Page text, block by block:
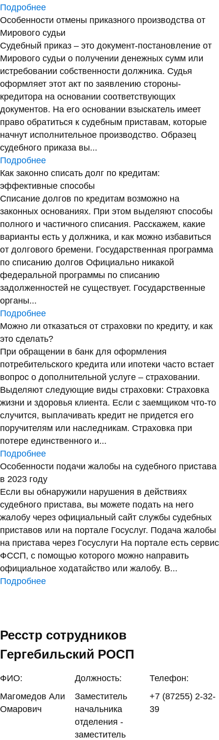
Подробнее
Особенности отмены приказного производства от
Мирового судьи
Судебный приказ – это документ-постановление от
Мирового судьи о получении денежных сумм или
истребовании собственности должника. Судья
оформляет этот акт по заявлению стороны-
кредитора на основании соответствующих
документов. На его основании взыскатель имеет
право обратиться к судебным приставам, которые
начнут исполнительное производство. Образец
судебного приказа вы...
Подробнее
Как законно списать долг по кредитам:
эффективные способы
Списание долгов по кредитам возможно на
законных основаниях. При этом выделяют способы
полного и частичного списания. Расскажем, какие
варианты есть у должника, и как можно избавиться
от долгового бремени. Государственная программа
по списанию долгов Официально никакой
федеральной программы по списанию
задолженностей не существует. Государственные
органы...
Подробнее
Можно ли отказаться от страховки по кредиту, и как
это сделать?
При обращении в банк для оформления
потребительского кредита или ипотеки часто встает
вопрос о дополнительной услуге – страховании.
Выделяют следующие виды страховки: Страховка
жизни и здоровья клиента. Если с заемщиком что-то
случится, выплачивать кредит не придется его
поручителям или наследникам. Страховка при
потере единственного и...
Подробнее
Особенности подачи жалобы на судебного пристава
в 2023 году
Если вы обнаружили нарушения в действиях
судебного пристава, вы можете подать на него
жалобу через официальный сайт службы судебных
приставов или на портале Госуслуг. Подача жалобы
на пристава через Госуслуги На портале есть сервис
ФССП, с помощью которого можно направить
официальное ходатайство или жалобу. В...
Подробнее
Ресстр сотрудников
Гергебильский РОСП
ФИО: Должность:
Телефон:
Магомедов Али
Омарович
Заместитель
начальника
отделения -
заместитель
+7 (87255) 2-32-
39